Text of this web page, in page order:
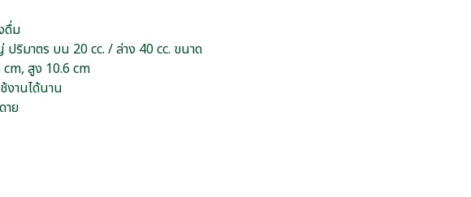
ดื่ม
ปริมาตร บน 20 cc. / ล่าง 40 cc. ขนาด
cm, สูง 10.6 cm
งานได้นาน
าย